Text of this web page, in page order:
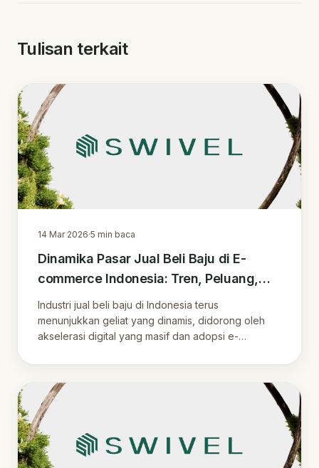
Tulisan terkait
14 Mar 2026·5 min baca
Dinamika Pasar Jual Beli Baju di E-
commerce Indonesia: Tren, Peluang,
dan Inovasi
Industri jual beli baju di Indonesia terus
menunjukkan geliat yang dinamis, didorong oleh
akselerasi digital yang masif dan adopsi e-